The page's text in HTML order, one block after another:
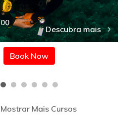
00
Descubra mais
Book Now
Mostrar Mais Cursos